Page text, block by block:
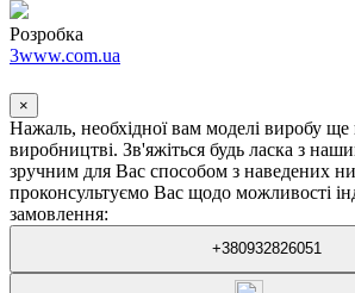
Розробка
3www.com.ua
×
Нажаль, необхідної вам моделі виробу
виробництві. Зв'яжіться будь ласка з
зручним для Вас способом з наведених
проконсультуємо Вас щодо можливості
замовлення:
+380932826051